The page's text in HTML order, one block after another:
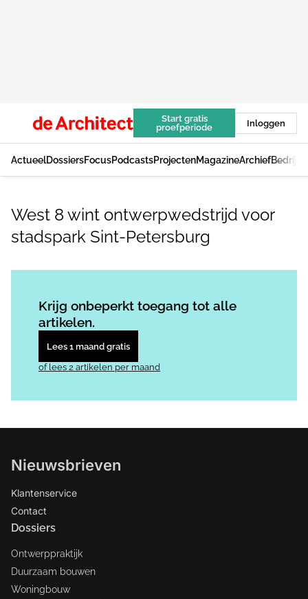
Start gratis
proefperiode
Inloggen
ActueelDossiersFocusPodcastsProjectenMagazineArchief
West 8 wint ontwerpwedstrijd voor
stadspark Sint-Petersburg
Krijg onbeperkt toegang tot alle
artikelen.
Lees 1 maand gratis
of lees 2 artikelen per maand
Nieuwsbrieven
Klantenservice
Contact
Dossiers
Ontwerppraktijk
Duurzaam bouwen
Woningbouw